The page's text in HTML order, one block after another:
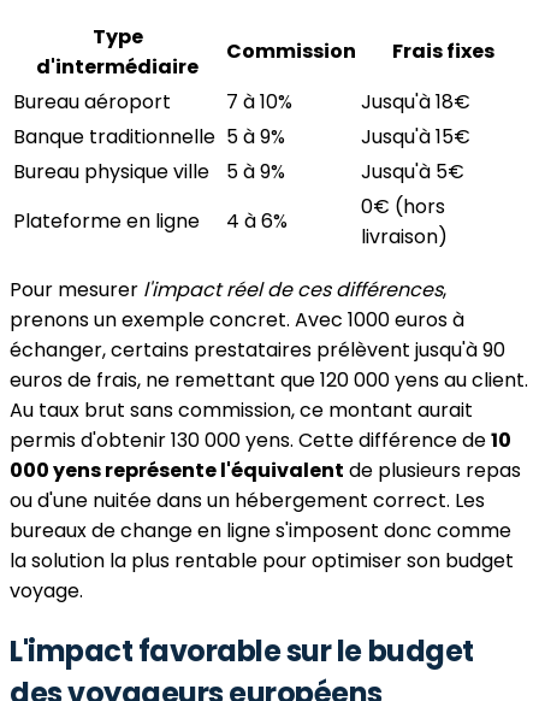
Type
d'intermédiaire
Commission
Frais fixes
Bureau aéroport
7 à 10%
Jusqu'à 18€
Banque traditionnelle 5 à 9%
Jusqu'à 15€
Bureau physique ville
5 à 9%
Jusqu'à 5€
Plateforme en ligne
4 à 6%
0€ (hors
livraison)
Pour mesurer l'impact réel de ces différences,
prenons un exemple concret. Avec 1000 euros à
échanger, certains prestataires prélèvent jusqu'à 90
euros de frais, ne remettant que 120 000 yens au client.
Au taux brut sans commission, ce montant aurait
permis d'obtenir 130 000 yens. Cette différence de10
000 yens représente l'équivalent de plusieurs repas
ou d'une nuitée dans un hébergement correct. Les
bureaux de change en ligne s'imposent donc comme
la solution la plus rentable pour optimiser son budget
voyage.
L'impact favorable sur le budget